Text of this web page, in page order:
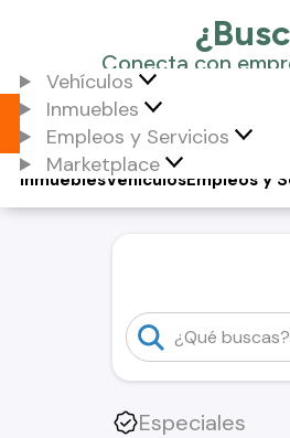
Vehículos
Inmuebles
Empleos y Servicios
Marketplace
Vehículos
Inmuebles Empleos y
Especiales